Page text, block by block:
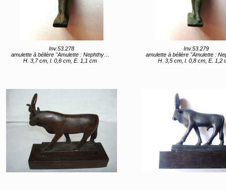
Inv.53.278
amulette à bélière "Amulette : Nephthys" (titre d'usage)
H. 3,7 cm, l. 0,6 cm, E. 1,1 cm
Inv.53.279
amulette à bélière "Amulette : Nephthys" (titre
H. 3,5 cm, l. 0,8 cm, E. 1,2